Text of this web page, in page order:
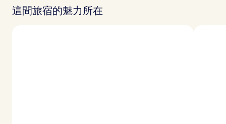
這間旅宿的魅力所在